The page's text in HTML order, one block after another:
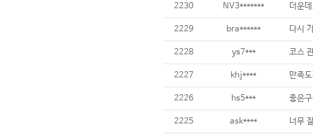
2230 NV3*******
2229 bra******
2228 ys7***
2227 khj****
2226 hs5*** 좋은
2225 ask****